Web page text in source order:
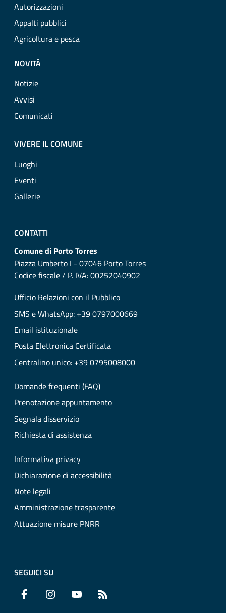
Autorizzazioni
Appalti pubblici
Agricoltura e pesca
NOVITÀ
Notizie
Avvisi
Comunicati
VIVERE IL COMUNE
Luoghi
Eventi
Gallerie
CONTATTI
Comune di Porto Torres
Piazza Umberto I - 07046 Porto Torres
Codice fiscale / P. IVA: 00252040902
Ufficio Relazioni con il Pubblico
SMS e WhatsApp: +39 0797000669
Email istituzionale
Posta Elettronica Certificata
Centralino unico: +39 0795008000
Domande frequenti (FAQ)
Prenotazione appuntamento
Segnala disservizio
Richiesta di assistenza
Informativa privacy
Dichiarazione di accessibilità
Note legali
Amministrazione trasparente
Attuazione misure PNRR
SEGUICI SU
Facebook Instagram YouTube